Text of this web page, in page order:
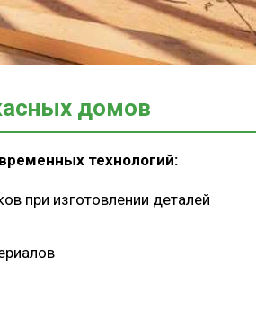
домов
технологий:
при изготовлении деталей